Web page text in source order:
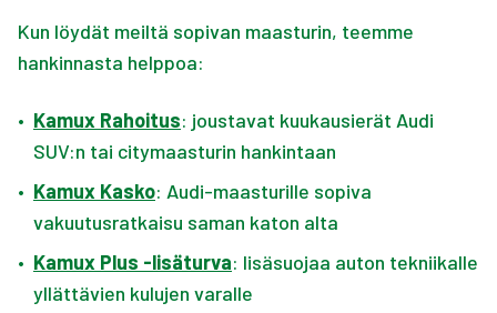
Kun löydät meiltä sopivan maasturin, teemme
hankinnasta helppoa:
• Kamux Rahoitus: joustavat kuukausierät Audi
SUV:n tai citymaasturin hankintaan
• Kamux Kasko: Audi-maasturille sopiva
vakuutusratkaisu saman katon alta
• Kamux Plus -lisäturva: lisäsuojaa auton tekniikalle
yllättävien kulujen varalle